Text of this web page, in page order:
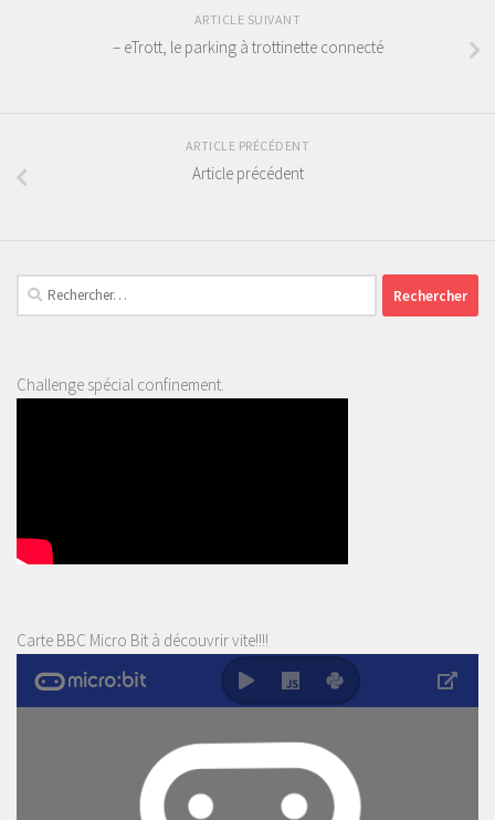
ARTICLE SUIVANT
– eTrott, le parking à trottinette connecté
ARTICLE PRÉCÉDENT
Article précédent
Rechercher :
Challenge spécial confinement.
Carte BBC Micro Bit à découvrir vite!!!!